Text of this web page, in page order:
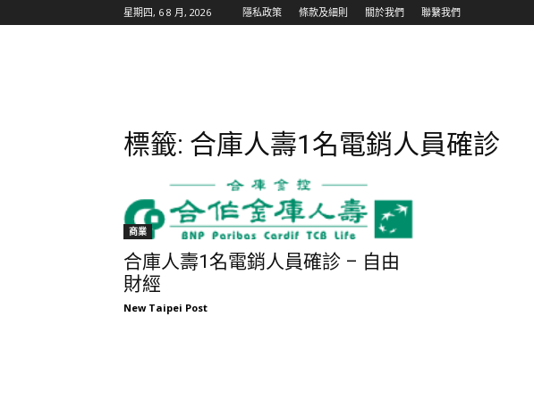
星期四, 6 8 月, 2026 隱私政策 條款及細則 關於我們 聯繫我們
標籤: 合庫人壽1名電銷人員確診
商業
合庫人壽1名電銷人員確診 – 自由
財經
New Taipei Post